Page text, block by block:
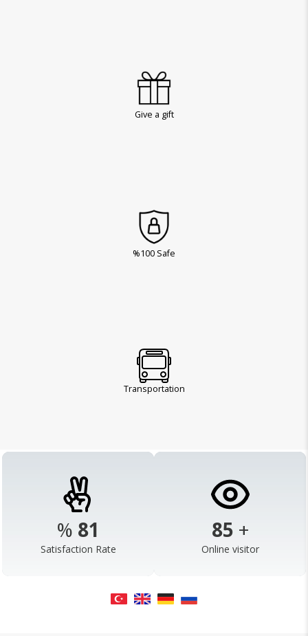
Give a gift
%100 Safe
Transportation
% 98
Satisfaction Rate
103 +
Online visitor